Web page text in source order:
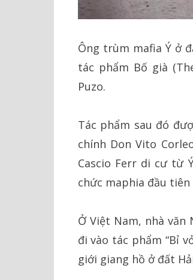
Ông trùm mafia Ý ở
tác phẩm Bố già
Puzo.
Tác phẩm sau đó
chính Don Vito
Cascio Ferr di cư từ
chức maphia đầu
Ở Việt Nam, nhà
đi vào tác phẩm “Bỉ
giới giang hồ ở đất